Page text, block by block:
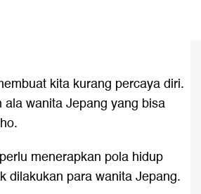
kita kurang percaya diri.
wanita Jepang yang bisa
menerapkan pola hidup
dilakukan para wanita Jepang.